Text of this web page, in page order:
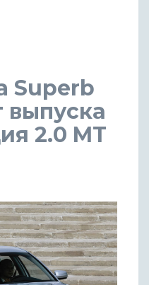
Superb
выпуска
2.0 MT